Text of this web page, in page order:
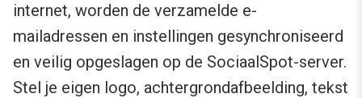
internet, worden de verzamelde e-
mailadressen en instellingen gesynchroniseerd
en veilig opgeslagen op de SociaalSpot-server.
Stel je eigen logo, achtergrondafbeelding, tekst